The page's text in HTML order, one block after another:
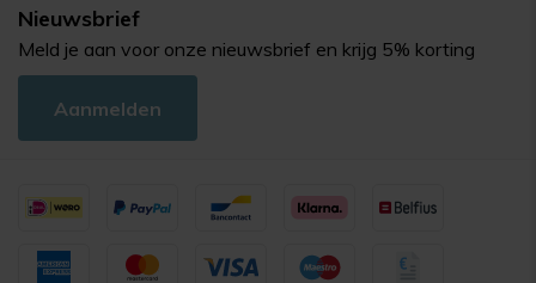
Nieuwsbrief
Meld je aan voor onze nieuwsbrief en krijg 5% korting
Aanmelden